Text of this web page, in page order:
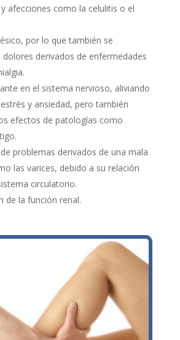
afecciones como la celulitis o el
por lo que también se
derivados de enfermedades
en el sistema nervioso, aliviando
y ansiedad, pero también
efectos de patologías como
problemas derivados de una mala
las varices, debido a su relación
circulatorio.
de la función renal.